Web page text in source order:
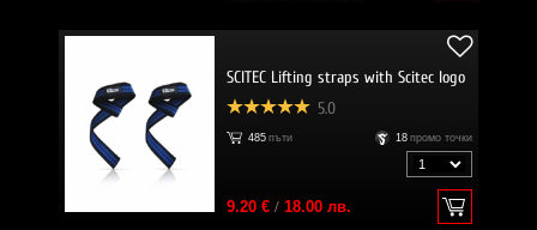
SCITEC Lifting straps with Scitec logo
5.0
485 пъти 18 промо точки
9.20 €/ 18.00 лв.